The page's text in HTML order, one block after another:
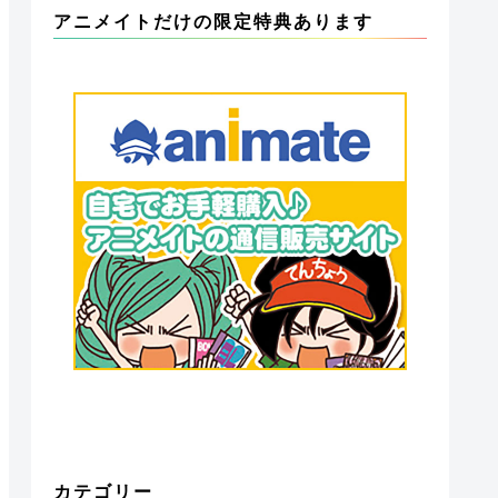
アニメイトだけの限定特典あります
カテゴリー